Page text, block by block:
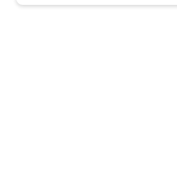
(application)